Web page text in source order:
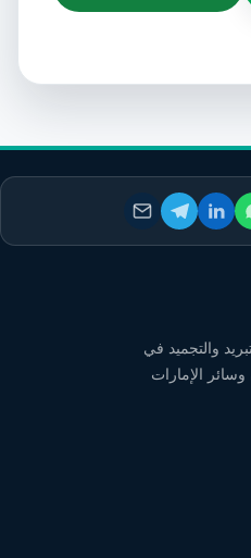
والتجميد في
الإمارات